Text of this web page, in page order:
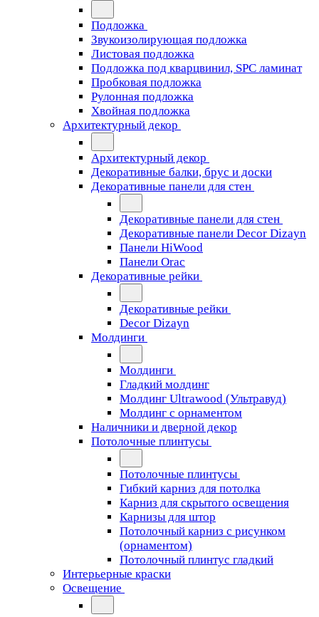
Подложка
Звукоизолирующая подложка
Листовая подложка
Подложка под кварцвинил, SPC ламинат
Пробковая подложка
Рулонная подложка
Хвойная подложка
Архитектурный декор
Архитектурный декор
Декоративные балки, брус и доски
Декоративные панели для стен
Декоративные панели для стен
Декоративные панели Decor Dizayn
Панели HiWood
Панели Orac
Декоративные рейки
Декоративные рейки
Decor Dizayn
Молдинги
Молдинги
Гладкий молдинг
Молдинг Ultrawood (Ультравуд)
Молдинг с орнаментом
Наличники и дверной декор
Потолочные плинтусы
Потолочные плинтусы
Гибкий карниз для потолка
Карниз для скрытого освещения
Карнизы для штор
Потолочный карниз с рисунком
(орнаментом)
Потолочный плинтус гладкий
Интерьерные краски
Освещение